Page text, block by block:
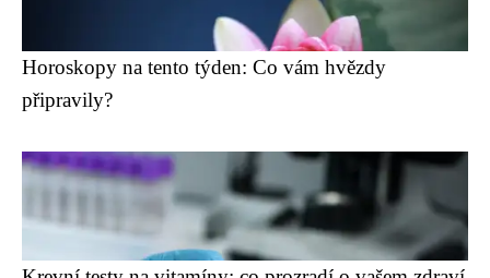
Horoskopy na tento týden: Co vám hvězdy
připravily?